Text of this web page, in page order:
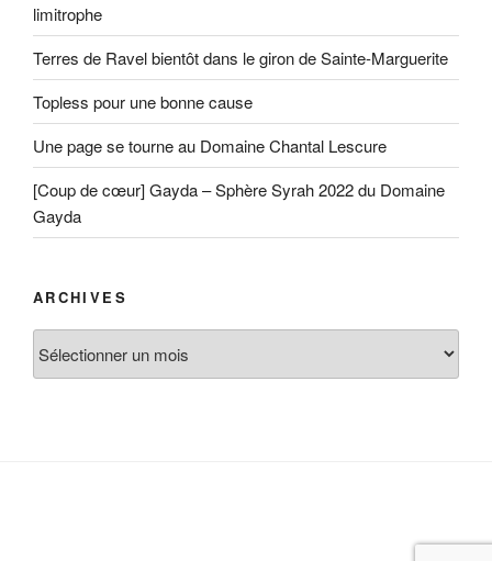
limitrophe
Terres de Ravel bientôt dans le giron de Sainte-Marguerite
Topless pour une bonne cause
Une page se tourne au Domaine Chantal Lescure
[Coup de cœur] Gayda – Sphère Syrah 2022 du Domaine
Gayda
ARCHIVES